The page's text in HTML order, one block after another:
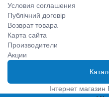
Условия соглашения
Публічний договір
Возврат товара
Карта сайта
Производители
Акции
Інтернет